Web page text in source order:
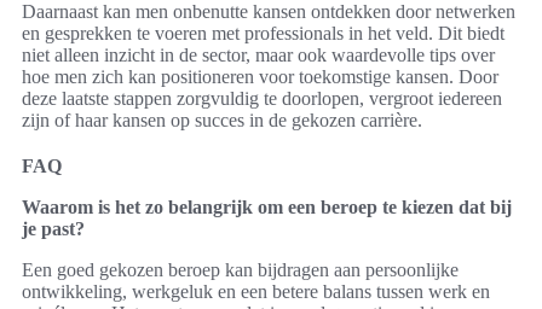
Daarnaast kan men onbenutte kansen ontdekken door netwerken
en gesprekken te voeren met professionals in het veld. Dit biedt
niet alleen inzicht in de sector, maar ook waardevolle tips over
hoe men zich kan positioneren voor toekomstige kansen. Door
deze laatste stappen zorgvuldig te doorlopen, vergroot iedereen
zijn of haar kansen op succes in de gekozen carrière.
FAQ
Waarom is het zo belangrijk om een beroep te kiezen dat bij
je past?
Een goed gekozen beroep kan bijdragen aan persoonlijke
ontwikkeling, werkgeluk en een betere balans tussen werk en